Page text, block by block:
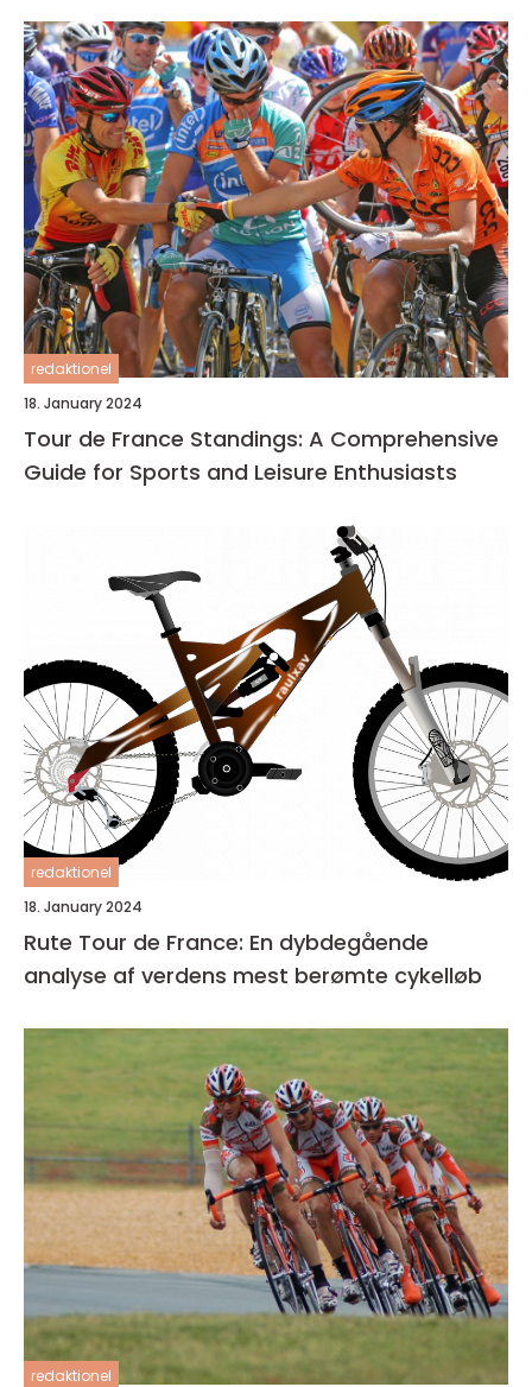
redaktionel
18. January 2024
Tour de France Standings: A Comprehensive
Guide for Sports and Leisure Enthusiasts
redaktionel
18. January 2024
Rute Tour de France: En dybdegående
analyse af verdens mest berømte cykelløb
redaktionel